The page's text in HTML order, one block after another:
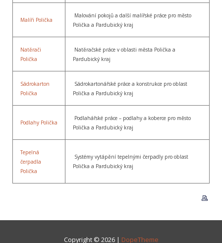
Malíři Polička
Malování pokojů a další malířské práce pro město
Polička a Pardubický kraj
Natěrači
Polička
Natěračské práce v oblasti města Polička a
Pardubický kraj
Sádrokarton
Polička
Sádrokartonářské práce a konstrukce pro oblast
Polička a Pardubický kraj
Podlahy Polička
Podlahářské práce – podlahy a koberce pro město
Polička a Pardubický kraj
Tepelná
čerpadla
Polička
Systémy vytápění tepelnými čerpadly pro oblast
Polička a Pardubický kraj
Copyright © 2026 | DopeTheme